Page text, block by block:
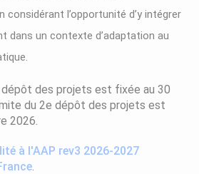
considérant l’opportunité d’y intégrer
dans un contexte d’adaptation au
dépôt des projets est fixée au 30
du 2e dépôt des projets est
2026.
à l'AAP rev3 2026-2027
.